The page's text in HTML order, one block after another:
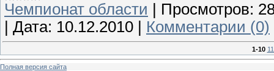
Чемпионат области
Просмотров:
Дата: 10.12.2010 Комментарии (0)
1-10
Полная версия сайта